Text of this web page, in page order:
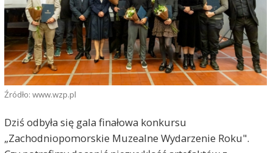
Źródło: www.wzp.pl
Dziś odbyła się gala finałowa konkursu
„Zachodniopomorskie Muzealne Wydarzenie Roku".